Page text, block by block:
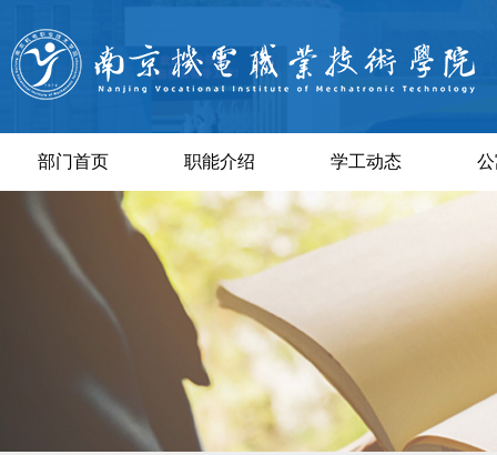
部门首页 职能介绍 学工动态